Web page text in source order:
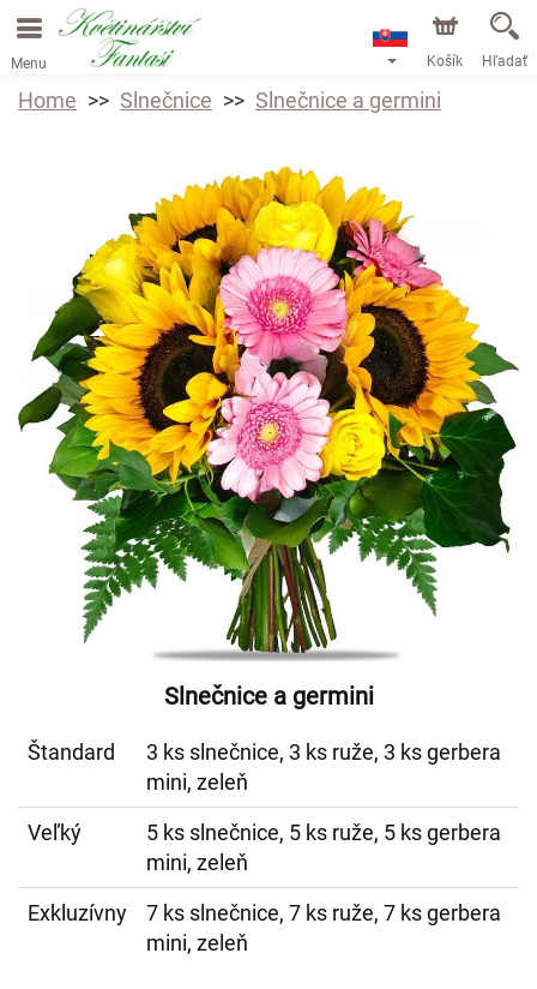
Menu Košík Hľadať
Home Slnečnice Slnečnice a germini
Slnečnice a germini
Štandard
3 ks slnečnice, 3 ks ruže, 3 ks gerbera
mini, zeleň
Veľký
5 ks slnečnice, 5 ks ruže, 5 ks gerbera
mini, zeleň
Exkluzívny
7 ks slnečnice, 7 ks ruže, 7 ks gerbera
mini, zeleň